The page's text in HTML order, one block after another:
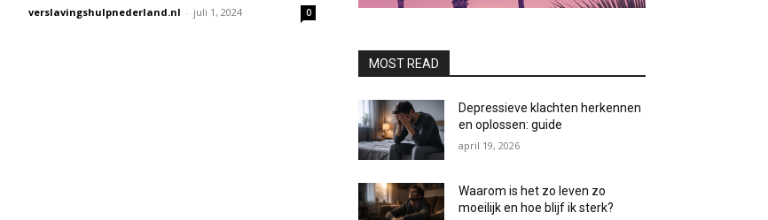
verslavingshulpnederland.nl - juli 1, 2024 0
MOST READ
Depressieve klachten herkennen
en oplossen: guide
april 19, 2026
Waarom is het zo leven zo
moeilijk en hoe blijf ik sterk?